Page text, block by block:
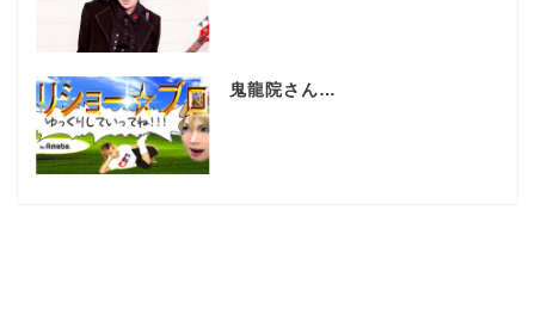
鬼龍院さん…